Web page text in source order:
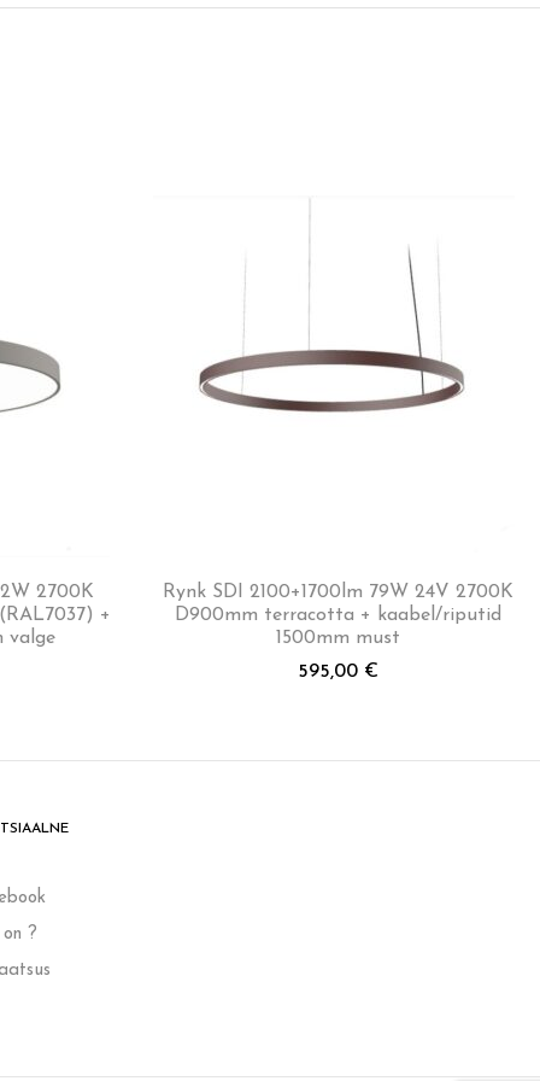
2700K
+
valge
Rynk SDI 2100+1700lm 79W 24V 2700K
D900mm terracotta + kaabel/riputid
1500mm must
595,00 €
?